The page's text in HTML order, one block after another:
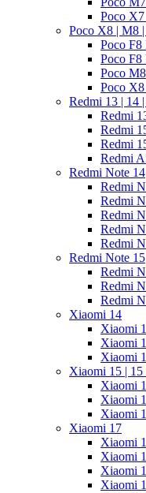
Poco
Poco X8 | M8
Poco F8
Poco F8
Poco M8
Poco
Redmi 13 | 14
Redmi
Redmi
Redmi
Redmi
Redmi Note 14
Redmi
Redmi
Redmi
Redmi
Redmi
Redmi Note 15
Redmi
Redmi
Redmi
Xiaomi 14
Xiaomi
Xiaomi
Xiaomi
Xiaomi 15 | 15
Xiaomi
Xiaomi
Xiaomi
Xiaomi 17
Xiaomi
Xiaomi
Xiaomi
Xiaomi